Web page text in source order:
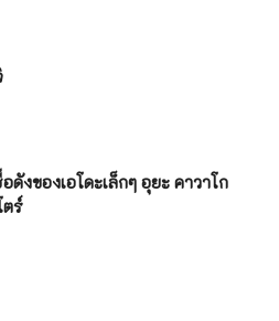
งของเอโดะเล็กๆ อุยะ คาวาโก
ตร์